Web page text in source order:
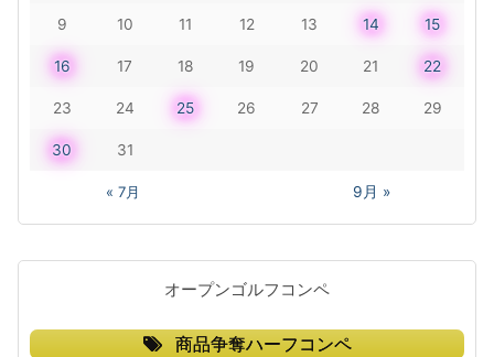
9 10 11 12 13 14 15
16 17 18 19 20 21 22
23 24 25 26 27 28 29
30 31
« 7月 9月 »
オープンゴルフコンペ
商品争奪ハーフコンペ